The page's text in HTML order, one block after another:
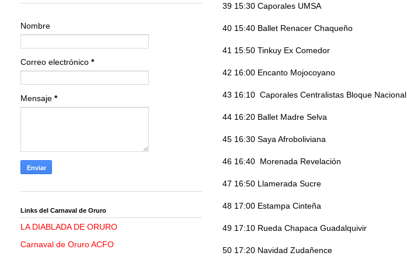
39 15:30 Caporales UMSA
40 15:40 Ballet Renacer Chaqueño
41 15:50 Tinkuy Ex Comedor
42 16:00 Encanto Mojocoyano
43 16:10 Caporales Centralistas Bloque Nacional
44 16:20 Ballet Madre Selva
45 16:30 Saya Afroboliviana
46 16:40 Morenada Revelación
47 16:50 Llamerada Sucre
48 17:00 Estampa Cinteña
49 17:10 Rueda Chapaca Guadalquivir
50 17:20 Navidad Zudañence
Nombre
Correo electrónico *
Mensaje *
Links del Carnaval de Oruro
LA DIABLADA DE ORURO
Carnaval de Oruro ACFO